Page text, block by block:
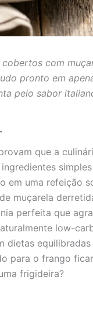
com
pronto em
pelo sabor
que a
em uma refeição
muçarela
perfeita que
low-
dietas
para o frango
frigideira?